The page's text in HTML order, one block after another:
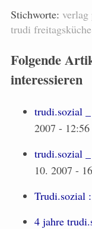
Stichworte: verlag
trudi freitagsküche
Folgende
interessieren
trudi.sozial
2007 - 12:56
trudi.sozial
10. 2007 -
Trudi.sozial
4 jahre